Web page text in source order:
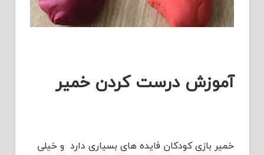
آموزش درست کردن خمیر
خمیر بازی کودکان فایده های بسیاری دارد و خیلی